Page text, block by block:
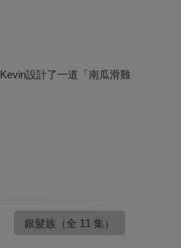
設計了一道「南瓜滑雞
銀髮族 （全 11 集）